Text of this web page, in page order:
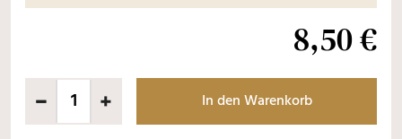
8,50 €
In den Warenkorb